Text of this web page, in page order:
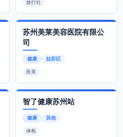
旅行社
苏州美莱美容医院有限公
司
健康 姑苏区
医美
智了健康苏州站
健康 其他
体检